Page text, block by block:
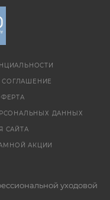
СОГЛАШЕНИЕ
ДАННЫХ
САЙТА
АКЦИИ
уходовой